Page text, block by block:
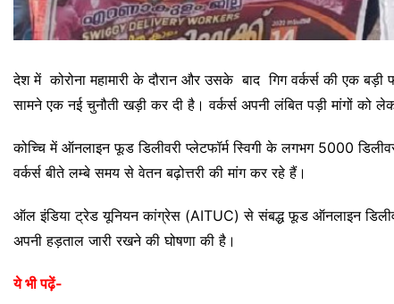
देश में कोरोना महामारी के दौरान और उसके बाद गिग वर्कर्स की एक
सामने एक नई चुनौती खड़ी कर दी है। वर्कर्स अपनी लंबित पड़ी मांगों को
कोच्चि में ऑनलाइन फूड डिलीवरी प्लेटफॉर्म स्विगी के लगभग 5000
वर्कर्स बीते लम्बे समय से वेतन बढ़ोत्तरी की मांग कर रहे हैं।
ऑल इंडिया ट्रेड यूनियन कांग्रेस (AITUC) से संबद्ध फूड ऑनलाइन
अपनी हड़ताल जारी रखने की घोषणा की है।
ये भी पढ़ें-